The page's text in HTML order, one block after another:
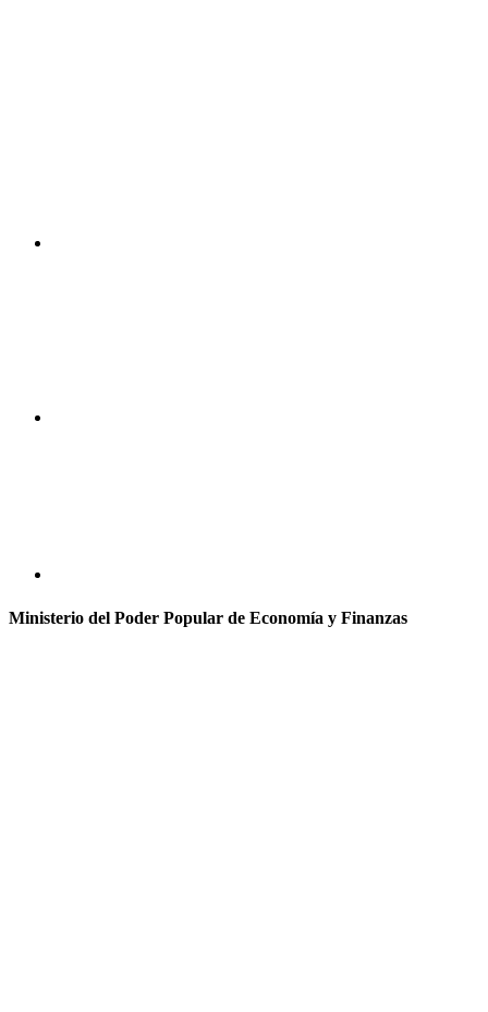
Ministerio del Poder Popular de Economía y Finanzas